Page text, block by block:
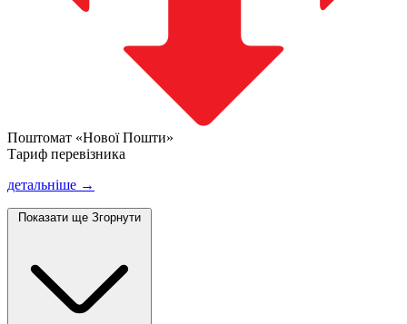
Поштомат «Нової Пошти»
Тариф перевізника
детальніше →
Показати ще Згорнути